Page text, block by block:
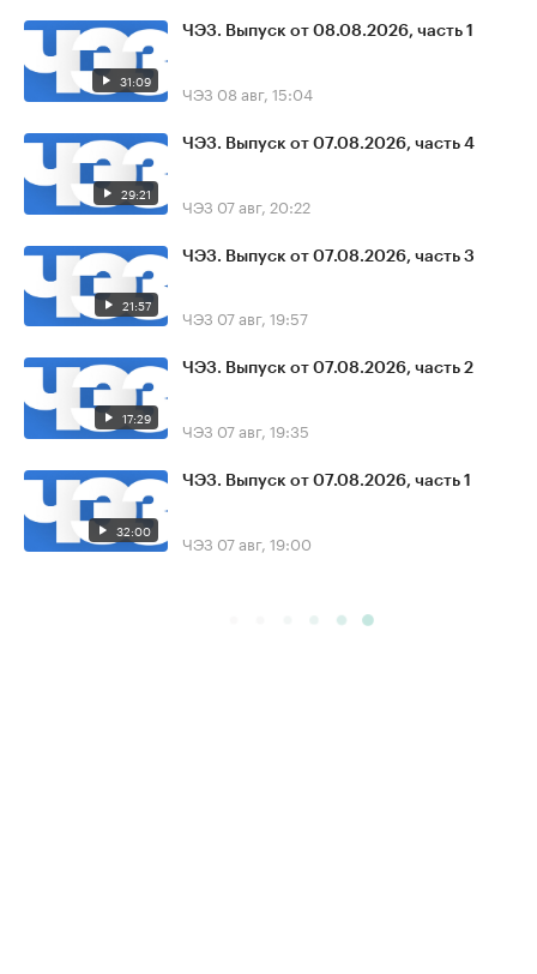
31:09
ЧЭЗ. Выпуск от 08.08.2026, часть 1
ЧЭЗ 08 авг, 15:04
29:21
ЧЭЗ. Выпуск от 07.08.2026, часть 4
ЧЭЗ 07 авг, 20:22
21:57
ЧЭЗ. Выпуск от 07.08.2026, часть 3
ЧЭЗ 07 авг, 19:57
17:29
ЧЭЗ. Выпуск от 07.08.2026, часть 2
ЧЭЗ 07 авг, 19:35
32:00
ЧЭЗ. Выпуск от 07.08.2026, часть 1
ЧЭЗ 07 авг, 19:00